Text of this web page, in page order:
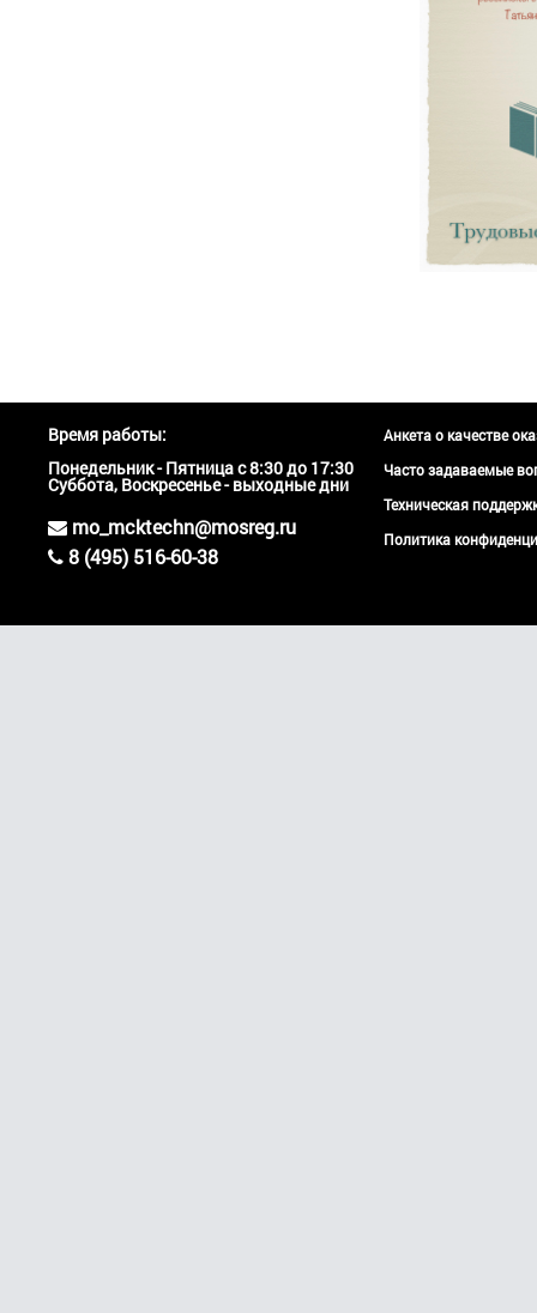
Время работы:
Понедельник - Пятница с 8:30 до 17:30
Суббота, Воскресенье - выходные дни
mo_mcktechn@mosreg.ru
8 (495) 516-60-38
Анкета о качестве
Часто задаваемые
Техническая
Политика